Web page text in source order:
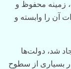
زمینه محفوظ و
آن را وابسته و
ایجاد شد، دولت‌ها
بسیاری از سطوح